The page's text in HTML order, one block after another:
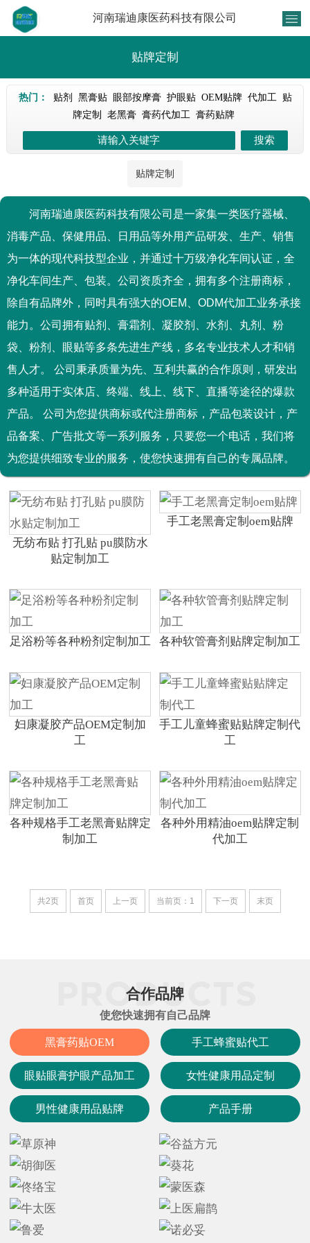
河南瑞迪康医药科技有限公司
贴牌定制
热门： 贴剂 黑膏贴 眼部按摩膏 护眼贴 OEM贴牌 代加工
贴
牌定制
老黑膏 膏药代加工 膏药贴牌
贴牌定制
河南瑞迪康医药科技有限公司是一家集一类医疗器械、
消毒产品、保健用品、日用品等外用产品研发、生产、销售
为一体的现代科技型企业，并通过十万级净化车间认证，全
净化车间生产、包装。公司资质齐全，拥有多个注册商标，
除自有品牌外，同时具有强大的OEM、ODM代加工业务承接
能力。公司拥有贴剂、膏霜剂、凝胶剂、水剂、丸剂、粉
袋、粉剂、眼贴等多条先进生产线，多名专业技术人才和销
售人才。 公司秉承质量为先、互利共赢的合作原则，研发出
多种适用于实体店、终端、线上、线下、直播等途径的爆款
产品。 公司为您提供商标或代注册商标，产品包装设计，产
品备案、广告批文等一系列服务，只要您一个电话，我们将
为您提供细致专业的服务，使您快速拥有自己的专属品牌。
无纺布贴 打孔贴 pu膜防水
贴定制加工
手工老黑膏定制oem贴牌
足浴粉等各种粉剂定制加工 各种软管膏剂贴牌定制加工
妇康凝胶产品OEM定制加
工
手工儿童蜂蜜贴贴牌定制代
工
各种规格手工老黑膏贴牌定
制加工
各种外用精油oem贴牌定制
代加工
共2页 首页 上一页 当前页：1 下一页 末页
合作品牌
使您快速拥有自己品牌
黑膏药贴OEM 手工蜂蜜贴代工
眼贴眼膏护眼产品加工 女性健康用品定制
男性健康用品贴牌 产品手册